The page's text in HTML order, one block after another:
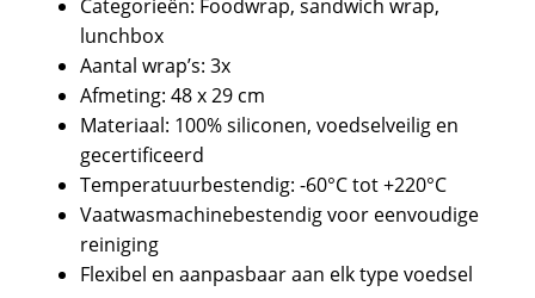
Categorieën: Foodwrap, sandwich wrap,
lunchbox
Aantal wrap’s: 3x
Afmeting: 48 x 29 cm
Materiaal: 100% siliconen, voedselveilig en
gecertificeerd
Temperatuurbestendig: -60°C tot +220°C
Vaatwasmachinebestendig voor eenvoudige
reiniging
Flexibel en aanpasbaar aan elk type voedsel